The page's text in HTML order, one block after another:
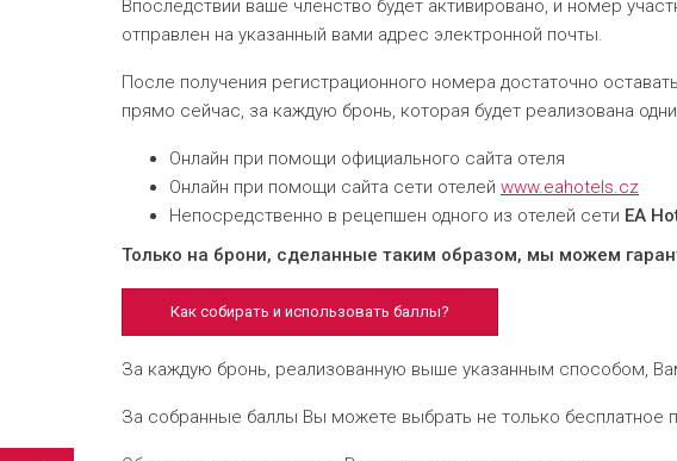
Впоследствии ваше членство будет активировано, и номер
отправлен на указанный вами адрес электронной почты.
После получения регистрационного номера достаточно
прямо сейчас, за каждую бронь, которая будет реализована
Онлайн при помощи официального сайта отеля
Онлайн при помощи сайта сети отелей www.eahotels.cz
Hепосредственно в рецепшен одного из отелей сети EA
Только на брони, сделанные таким образом, мы можем
Как собирать и использовать баллы?
За каждую бронь, реализованную выше указанным способом,
За собранные баллы Вы можете выбрать не только бесплатное